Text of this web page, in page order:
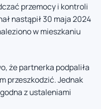
przemocy i kontroli
nastąpił 30 maja 2024
w mieszkaniu
że partnerka podpaliła
przeszkodzić. Jednak
z ustaleniami